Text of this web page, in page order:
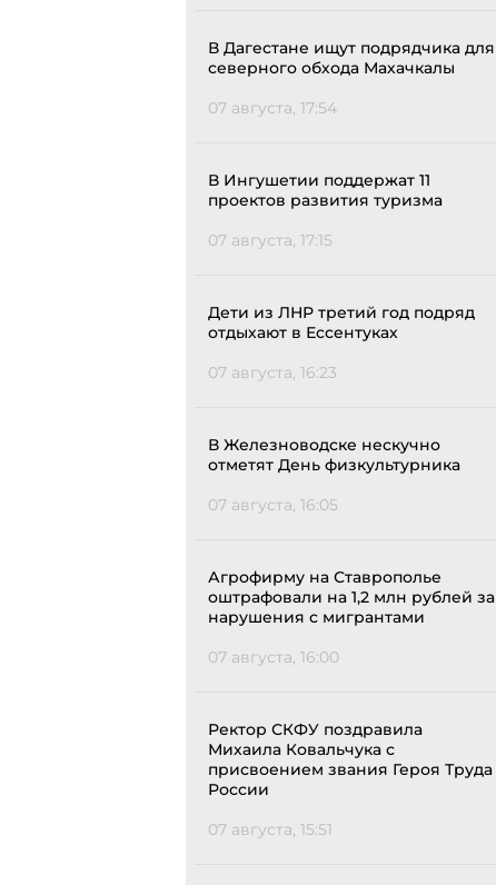
В Дагестане ищут подрядчика для
северного обхода Махачкалы
07 августа, 17:54
В Ингушетии поддержат 11
проектов развития туризма
07 августа, 17:15
Дети из ЛНР третий год подряд
отдыхают в Ессентуках
07 августа, 16:23
В Железноводске нескучно
отметят День физкультурника
07 августа, 16:05
Агрофирму на Ставрополье
оштрафовали на 1,2 млн рублей за
нарушения с мигрантами
07 августа, 16:00
Ректор СКФУ поздравила
Михаила Ковальчука с
присвоением звания Героя Труда
России
07 августа, 15:51